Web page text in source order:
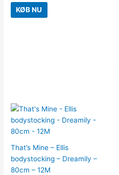
KØB NU
That’s Mine – Ellis
bodystocking – Dreamily –
80cm – 12M